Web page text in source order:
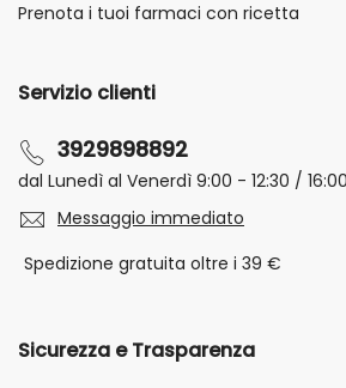
Prenota i tuoi farmaci con ricetta
Servizio clienti
3929898892
dal Lunedì al Venerdì 9:00 - 12:30 /
Messaggio immediato
Spedizione gratuita oltre i 39 €
Sicurezza e Trasparenza